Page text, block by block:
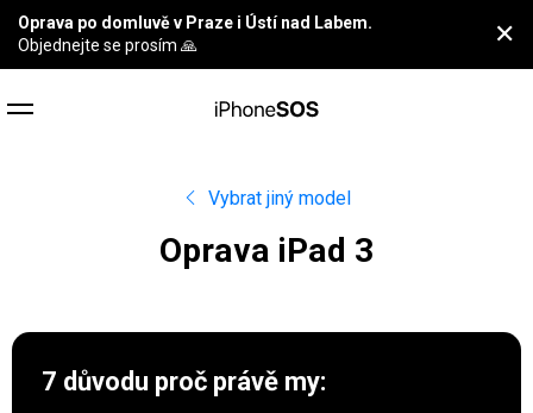
Oprava po domluvě v Praze i Ústí nad Labem.
Objednejte se prosím 🙏
✕
Vybrat jiný model
Oprava iPad 3
7 důvodu proč právě my: